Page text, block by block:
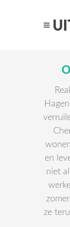
en
niet
ze